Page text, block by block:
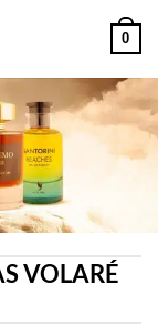
0
VOLARÉ